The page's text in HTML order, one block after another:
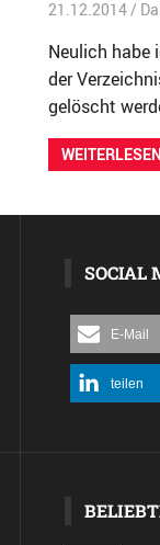
21.12.2014
Neulich habe
der
gelöscht
WEITERLESEN
SOCIAL
E-Mail
teilen